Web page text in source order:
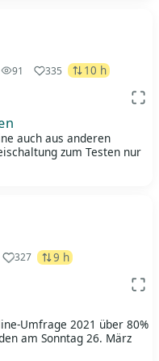
91 335 10 h
auch aus anderen
zum Testen nur
327 9 h
Umfrage 2021 über 80%
am Sonntag 26. März